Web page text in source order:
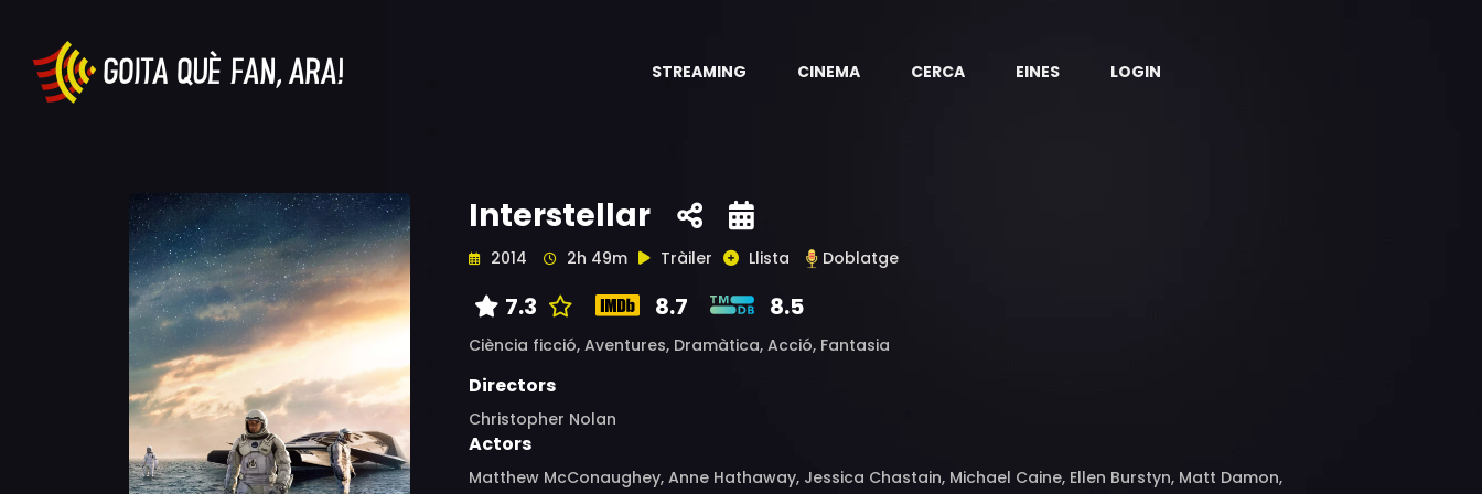
STREAMING CINEMA CERCA EINES LOGIN
Interstellar
2014 2h 49m Tràiler Llista Doblatge
7.3 8.7 8.5
Ciència ficció, Aventures, Dramàtica, Acció, Fantasia
Directors
Christopher Nolan
Actors
Matthew McConaughey, Anne Hathaway, Jessica Chastain, Michael Caine, Ellen Burstyn, Matt Damon,